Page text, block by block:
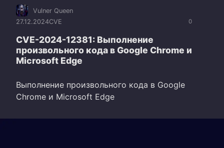
0
Vulner Queen
27.12.2024CVE
CVE-2024-12381: Выполнение
произвольного кода в Google Chrome и
Microsoft Edge
Выполнение произвольного кода в Google
Chrome и Microsoft Edge